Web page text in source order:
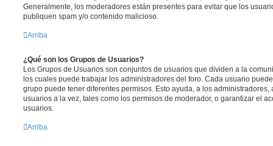
Generalmente, los moderadores están presentes para evitar que los
publiquen spam y/o contenido malicioso.
Arriba
¿Qué son los Grupos de Usuarios?
Los Grupos de Usuarios son conjuntos de usuarios que dividen a la
los cuales puede trabajar los administradores del foro. Cada usuario
grupo puede tener diferentes permisos. Esto ayuda, a los
usuarios a la vez, tales como los permisos de moderador, o garantizar el
usuarios.
Arriba